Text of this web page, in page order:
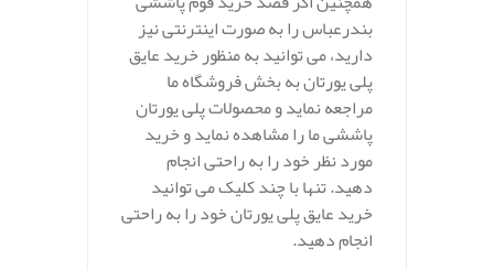
بندرعباس را به صورت اینترنتی نیز
دارید، می توانید به منظور خرید عایق
پلی یورتان به بخش فروشگاه ما
مراجعه نماید و محصولات پلی یورتان
پاششی ما را مشاهده نماید و خرید
مورد نظر خود را به راحتی انجام
دهید. تنها با چند کلیک می توانید
خرید عایق پلی یورتان خود را به راحتی
انجام دهید.